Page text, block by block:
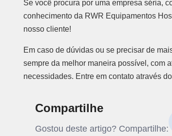
Se você procura por uma empresa séria,
conhecimento da RWR Equipamentos
nosso cliente!
Em caso de dúvidas ou se precisar de
sempre da melhor maneira possível, com
necessidades. Entre em contato através
Compartilhe
Gostou deste artigo? Compartilhe: